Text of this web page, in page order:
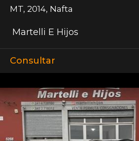
MT, 2014, Nafta
Martelli E Hijos
Consultar